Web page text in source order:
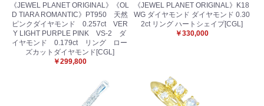
《JEWEL PLANET ORIGINAL》《OL
D TIARA ROMANTIC》PT950 天然
ピンクダイヤモンド 0.257ct VER
Y LIGHT PURPLE PINK VS-2 ダ
イヤモンド 0.179ct リング ロー
ズカットダイヤモンド[CGL]
￥299,800
《JEWEL PLANET ORIGINAL》K18
WG ダイヤモンド ダイヤモンド 0.30
2ct リング ハートシェイプ[CGL]
￥330,000